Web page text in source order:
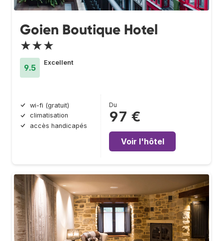
Goien Boutique Hotel
★★★
9.5
Excellent
wi-fi (gratuit)
climatisation
accès handicapés
Du
97 €
Voir l'hôtel